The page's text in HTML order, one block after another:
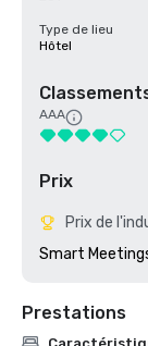
Type de lieu
Hôtel
AAA
Prix
Prix de
Smart
Prestations